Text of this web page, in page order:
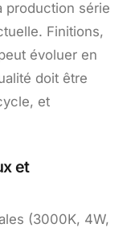
production série
Finitions,
évoluer en
doit être
et
et
(3000K, 4W,